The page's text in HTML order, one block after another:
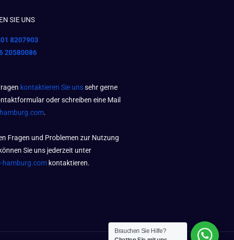
SIE UNS
8207903
20580086
kontaktieren Sie unssehr gerne
oder schreiben eine Mail
.
Fragen und Problemen zur Nutzung
Sie uns jederzeit unter
hamburg.comkontaktieren.
Brauchen Sie Hilfe?